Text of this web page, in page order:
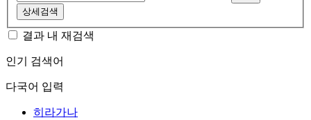
상세검색
결과 내 재검색
인기 검색어
다국어 입력
히라가나